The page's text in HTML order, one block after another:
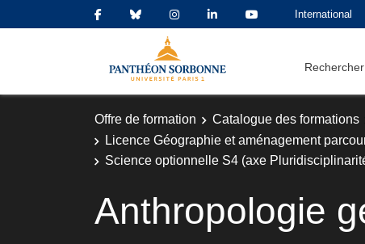
International
Offre de formation Catalogue des formations
Licence Géographie et aménagement
Science optionnelle S4 (axe
Anthropologie